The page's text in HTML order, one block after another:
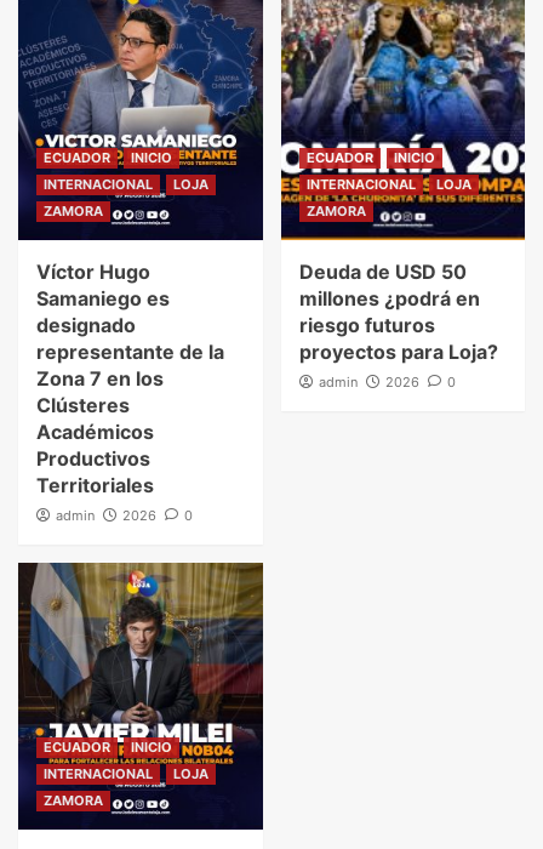
ECUADOR
INICIO
INTERNACIONAL
LOJA
ZAMORA
Víctor Hugo
Samaniego es
designado
representante de la
Zona 7 en los
Clústeres
Académicos
Productivos
Territoriales
admin 2026 0
ECUADOR
INICIO
INTERNACIONAL
LOJA
ZAMORA
Deuda de USD 50
millones ¿podrá en
riesgo futuros
proyectos para Loja?
admin 2026 0
ECUADOR
INICIO
INTERNACIONAL
LOJA
ZAMORA